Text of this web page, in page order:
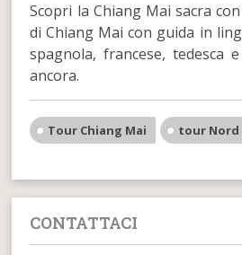
Scopri la Chiang Mai sacra
di Chiang Mai con guida in
spagnola, francese, tedesca
ancora.
Tour Chiang Mai tour Nord
CONTATTACI